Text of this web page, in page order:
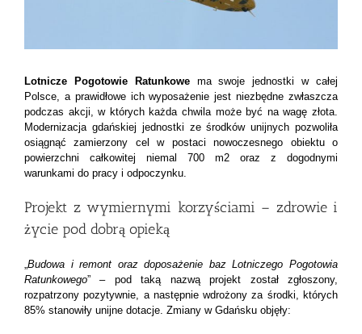
Lotnicze Pogotowie Ratunkowema swoje jednostki w całej
Polsce, a prawidłowe ich wyposażenie jest niezbędne zwłaszcza
podczas akcji, w których każda chwila może być na wagę złota.
Modernizacja gdańskiej jednostki ze środków unijnych pozwoliła
osiągnąć zamierzony cel w postaci nowoczesnego obiektu o
powierzchni całkowitej niemal 700 m2 oraz z dogodnymi
warunkami do pracy i odpoczynku.
Projekt z wymiernymi korzyściami – zdrowie i
życie pod dobrą opieką
Budowa i remont oraz doposażenie baz Lotniczego Pogotowia
Ratunkowego” – pod taką nazwą projekt został zgłoszony,
rozpatrzony pozytywnie, a następnie wdrożony za środki, których
85% stanowiły unijne dotacje. Zmiany w Gdańsku objęły: